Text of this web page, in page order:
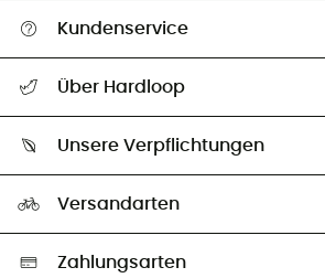
Kundenservice
Größentabelle
Vertrag widerrufen
Über Hardloop
Unsere Botschafter
Unsere Verpflichtungen
Auswahl an nachhaltigen Produkten
Versandarten
Zahlungsarten